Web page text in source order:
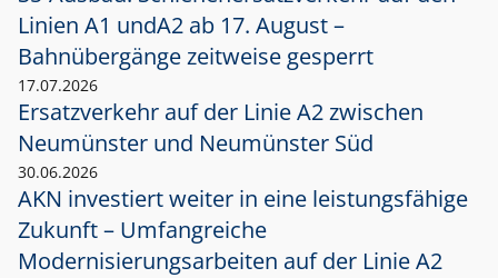
Linien A1 undA2 ab 17. August –
Bahnübergänge zeitweise gesperrt
17.07.2026
Ersatzverkehr auf der Linie A2 zwischen
Neumünster und Neumünster Süd
30.06.2026
AKN investiert weiter in eine leistungsfähige
Zukunft – Umfangreiche
Modernisierungsarbeiten auf der Linie A2